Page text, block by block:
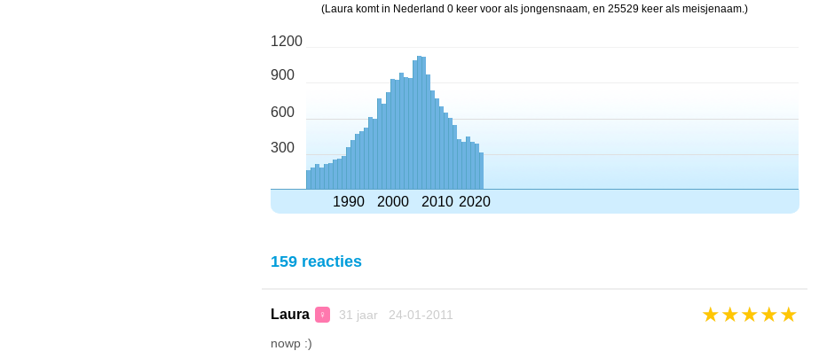
(Laura komt in Nederland 0 keer voor als jongensnaam, en 25529 keer als meisjenaam.)
1200
900
600
300
1990 2000 2010 2020
159 reacties
Laura ♀ 31 jaar 24-01-2011 ★★★★★
nowp :)